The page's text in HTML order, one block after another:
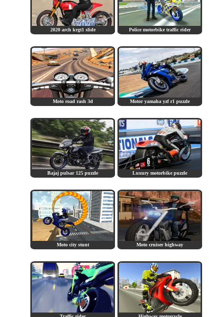
2020 arch krgt1 slide Police motorbike traffic rider
Moto road rash 3d Motor yamaha yzf r1 puzzle
Bajaj pulsar 125 puzzle Luxury motorbike puzzle
Moto city stunt Moto cruiser highway